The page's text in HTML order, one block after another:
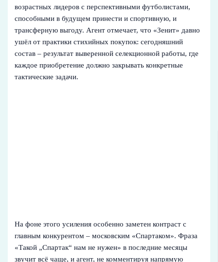
возрастных лидеров с перспективными футболистами,
способными в будущем принести и спортивную, и
трансферную выгоду. Агент отмечает, что «Зенит» давно
ушёл от практики стихийных покупок: сегодняшний
состав – результат выверенной селекционной работы, где
каждое приобретение должно закрывать конкретные
тактические задачи.
На фоне этого усиления особенно заметен контраст с
главным конкурентом – московским «Спартаком». Фраза
«Такой „Спартак“ нам не нужен» в последние месяцы
звучит всё чаще, и агент, не комментируя напрямую